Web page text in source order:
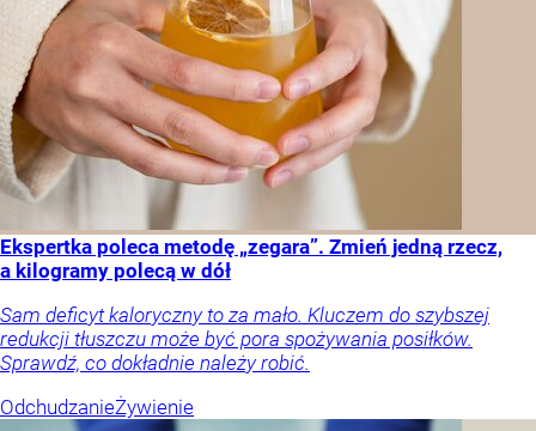
Ekspertka poleca metodę „zegara”. Zmień jedną rzecz,
a kilogramy polecą w dół
Sam deficyt kaloryczny to za mało. Kluczem do szybszej
redukcji tłuszczu może być pora spożywania posiłków.
Sprawdź, co dokładnie należy robić.
OdchudzanieŻywienie